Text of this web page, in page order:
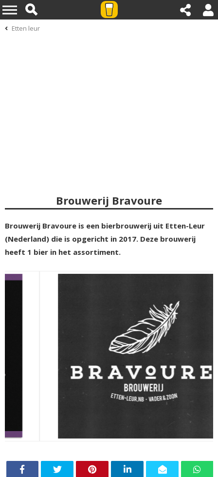
Etten leur
Brouwerij Bravoure
Brouwerij Bravoure is een bierbrouwerij uit Etten-Leur
(Nederland) die is opgericht in 2017. Deze brouwerij
heeft 1 bier in het assortiment.